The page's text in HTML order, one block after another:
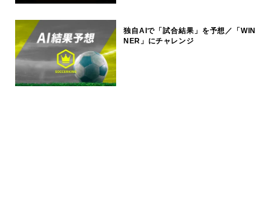
独自AIで「試合結果」を予想／「WIN
NER」にチャレンジ